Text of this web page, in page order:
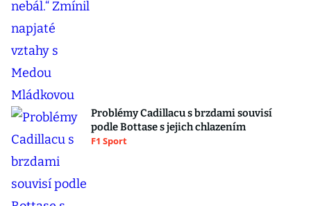
Problémy Cadillacu s brzdami souvisí
podle Bottase s jejich chlazením
F1 Sport